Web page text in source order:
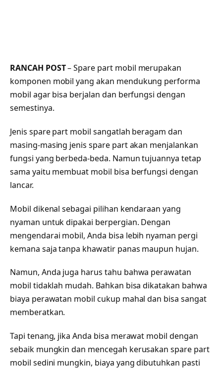
RANCAH POST– Spare part mobil merupakan
komponen mobil yang akan mendukung performa
mobil agar bisa berjalan dan berfungsi dengan
semestinya.
Jenis spare part mobil sangatlah beragam dan
masing-masing jenis spare part akan menjalankan
fungsi yang berbeda-beda. Namun tujuannya tetap
sama yaitu membuat mobil bisa berfungsi dengan
lancar.
Mobil dikenal sebagai pilihan kendaraan yang
nyaman untuk dipakai berpergian. Dengan
mengendarai mobil, Anda bisa lebih nyaman pergi
kemana saja tanpa khawatir panas maupun hujan.
Namun, Anda juga harus tahu bahwa perawatan
mobil tidaklah mudah. Bahkan bisa dikatakan bahwa
biaya perawatan mobil cukup mahal dan bisa sangat
memberatkan.
Tapi tenang, jika Anda bisa merawat mobil dengan
sebaik mungkin dan mencegah kerusakan spare part
mobil sedini mungkin, biaya yang dibutuhkan pasti